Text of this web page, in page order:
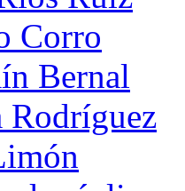
Corro
Bernal
Rodríguez